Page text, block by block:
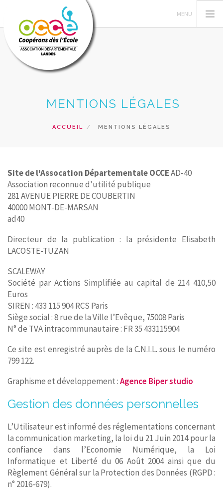
GERER SA COOPERATIVE
PRETS ET SERVICES
ACCÈS RÉSERVÉ
RECHERCHER
CONTACT
MENTIONS LÉGALES
ACCUEIL MENTIONS LÉGALES
Site de l'Assocation Départementale OCCEAD-40
Association reconnue d'utilité publique
281 AVENUE PIERRE DE COUBERTIN
40000 MONT-DE-MARSAN
ad40
Directeur de la publication : la présidente Elisabeth
LACOSTE-TUZAN
SCALEWAY
Société par Actions Simplifiée au capital de 214 410,50
Euros
SIREN : 433 115 904 RCS Paris
Siège social : 8 rue de la Ville l’Evêque, 75008 Paris
N° de TVA intracommunautaire : FR 35 433115904
Ce site est enregistré auprès de la C.N.I.L. sous le numéro
799 122.
Graphisme et développement :Agence Biper studio
Gestion des données personnelles
L’Utilisateur est informé des réglementations concernant
la communication marketing, la loi du 21 Juin 2014 pour la
confiance dans l’Economie Numérique, la Loi
Informatique et Liberté du 06 Août 2004 ainsi que du
Règlement Général sur la Protection des Données (RGPD :
n° 2016-679).